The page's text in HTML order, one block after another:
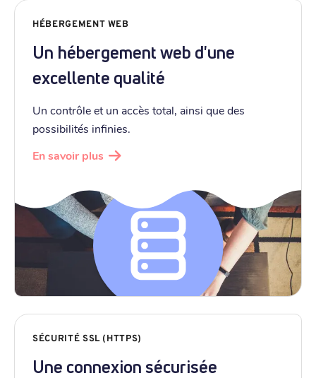
HÉBERGEMENT WEB
Un hébergement web d'une
excellente qualité
Un contrôle et un accès total, ainsi que des
possibilités infinies.
En savoir plus
SÉCURITÉ SSL (HTTPS)
Une connexion sécurisée